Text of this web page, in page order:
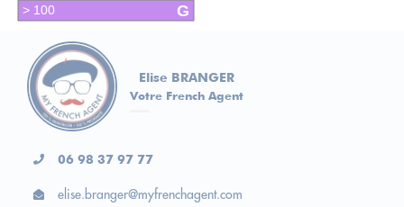
G
> 100
Elise BRANGER
Votre French Agent
06 98 37 97 77
elise.branger@myfrenchagent.com